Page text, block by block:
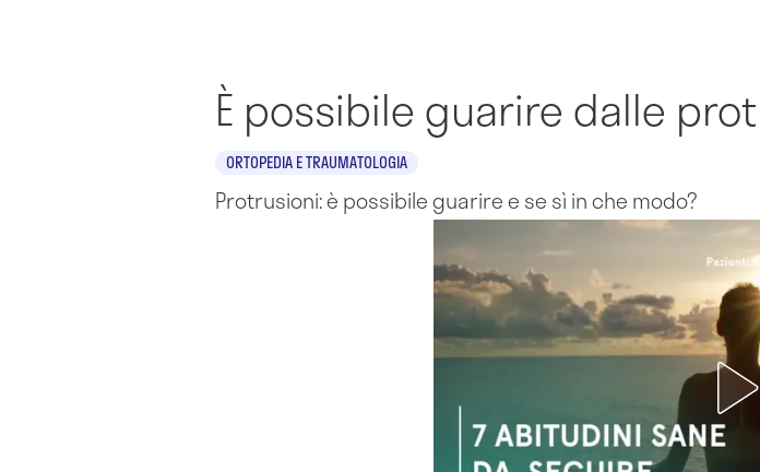
È possibile guarire dalle
ORTOPEDIA E TRAUMATOLOGIA
Protrusioni: è possibile guarire e se sì in che modo?